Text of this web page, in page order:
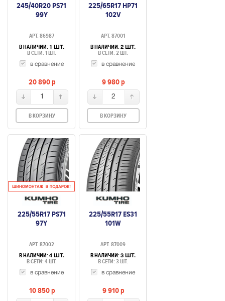
245/40R20 PS71
99Y
АРТ. 86987
В НАЛИЧИИ: 1 ШТ.
В СЕТИ: 1 ШТ.
в сравнение
20 890p
1
В КОРЗИНУ
225/65R17 HP71
102V
АРТ. 87001
В НАЛИЧИИ: 2 ШТ.
В СЕТИ: 2 ШТ.
в сравнение
9 980p
2
В КОРЗИНУ
225/55R17 PS71
97Y
АРТ. 87002
В НАЛИЧИИ: 4 ШТ.
В СЕТИ: 4 ШТ.
в сравнение
10 850p
225/55R17 ES31
101W
АРТ. 87009
В НАЛИЧИИ: 3 ШТ.
В СЕТИ: 3 ШТ.
в сравнение
9 910p